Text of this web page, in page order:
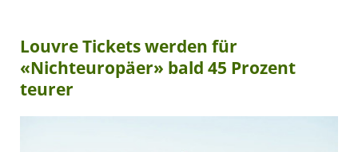
Louvre Tickets werden für
«Nichteuropäer» bald 45 Prozent
teurer